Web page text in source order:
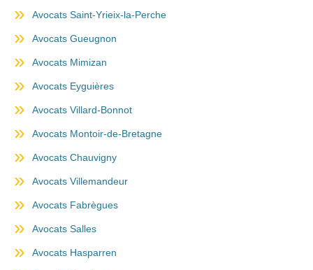
Avocats Saint-Yrieix-la-Perche
Avocats Gueugnon
Avocats Mimizan
Avocats Eyguières
Avocats Villard-Bonnot
Avocats Montoir-de-Bretagne
Avocats Chauvigny
Avocats Villemandeur
Avocats Fabrègues
Avocats Salles
Avocats Hasparren